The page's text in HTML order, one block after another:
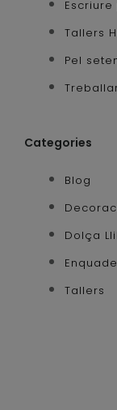
Tallers
Pel
Categories
Blog
Dolça
Tallers